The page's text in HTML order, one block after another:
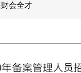
会全才